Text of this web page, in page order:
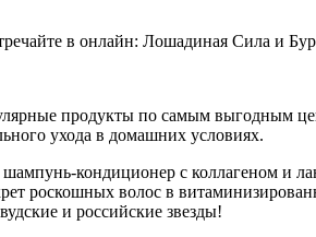
продукты по самым выгодным
ухода в домашних условиях.
кондиционер с коллагеном и
роскошных волос в
и российские звезды!